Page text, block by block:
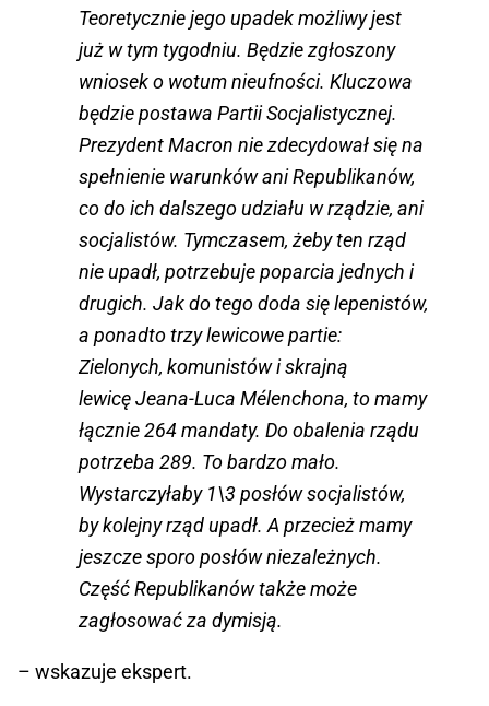
Teoretycznie jego upadek możliwy jest
już w tym tygodniu. Będzie zgłoszony
wniosek o wotum nieufności. Kluczowa
będzie postawa Partii Socjalistycznej.
Prezydent Macron nie zdecydował się na
spełnienie warunków ani Republikanów,
co do ich dalszego udziału w rządzie, ani
socjalistów. Tymczasem, żeby ten rząd
nie upadł, potrzebuje poparcia jednych i
drugich. Jak do tego doda się lepenistów,
a ponadto trzy lewicowe partie:
Zielonych, komunistów i skrajną
lewicę Jeana-Luca Mélenchona, to mamy
łącznie 264 mandaty. Do obalenia rządu
potrzeba 289. To bardzo mało.
Wystarczyłaby 1\3 posłów socjalistów,
by kolejny rząd upadł. A przecież mamy
jeszcze sporo posłów niezależnych.
Część Republikanów także może
zagłosować za dymisją.
– wskazuje ekspert.